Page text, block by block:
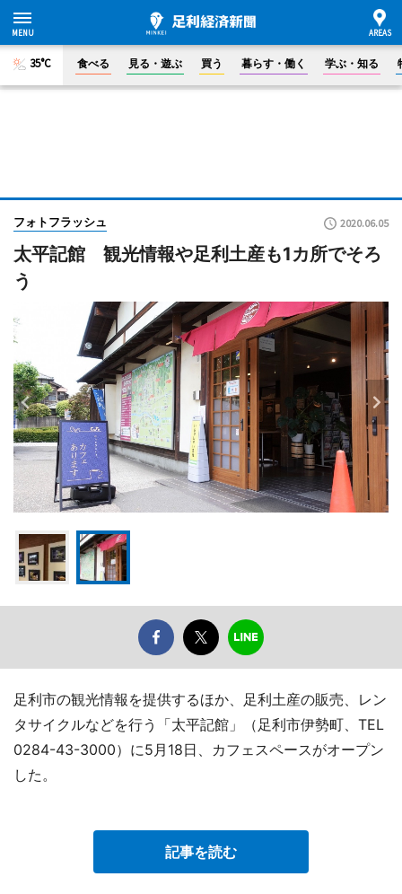
35°C 食べる 見る・遊ぶ 買う 暮らす・働く 学ぶ・知る
フォトフラッシュ 2020.06.05
太平記館 観光情報や足利土産も1カ所でそろ
う
足利市の観光情報を提供するほか、足利土産の販売、レン
タサイクルなどを行う「太平記館」（足利市伊勢町、TEL
0284-43-3000）に5月18日、カフェスペースがオープン
した。
記事を読む